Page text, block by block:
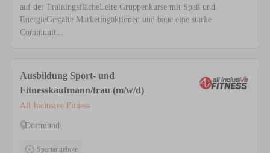
auf der TrainingsflächeLeite Gruppenkurse mit Spaß und
EnergieGestalte Marketingaktionen und baue eine starke
Communit...
Ausbildung Sport- und
Fitnesskaufmann/frau (m/w/d)
All Inclusive Fitness
Dortmund
Sportangebote